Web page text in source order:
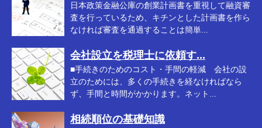
日本政策金融公庫の創業計画書を重視して融資審
査を行っているため、キチンとした計画書を作ら
なければ審査を通過することは簡単...
会社設立を税理士に依頼す...
■手続きのためのコスト・手間の軽減 会社の設
立のためには、多くの手続きを経なければなら
ず、手間と時間がかかります。ネット...
相続順位の基礎知識